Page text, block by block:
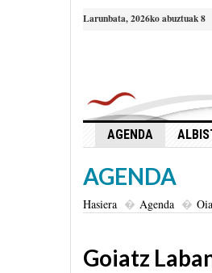
Larunbata, 2026ko abuztuak 8
AGENDA
AGENDA
Hasiera Agenda
Goiatz